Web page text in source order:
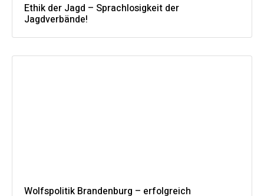
Ethik der Jagd – Sprachlosigkeit der
Jagdverbände!
Wolfspolitik Brandenburg – erfolgreich